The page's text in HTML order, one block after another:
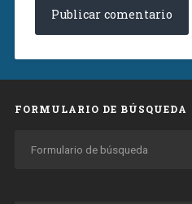
FORMULARIO DE BÚSQUEDA